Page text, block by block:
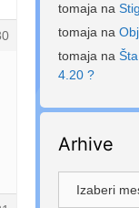
tomaja na
tomaja na
tomaja na
4.20 ?
Arhive